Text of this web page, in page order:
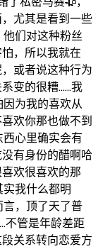
尤其是看到一些
们对这种粉丝
，所以我就在
或者说这种行为
变的很糟……我
为我的喜欢从
欢你那也做不到
心里确实会有
有身份的醋啊哈
欢很喜欢的那
我什么都明
，顶了天了普
不管是年龄差距
关系转向恋爱方